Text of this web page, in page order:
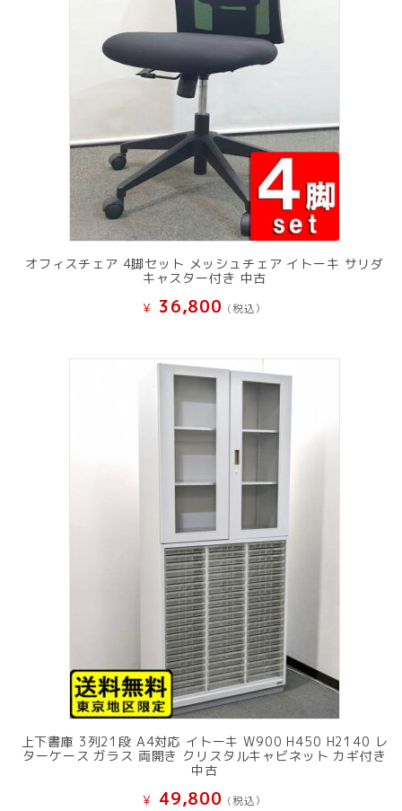
オフィスチェア 4脚セット メッシュチェア イトーキ サリダ
キャスター付き 中古
¥ 36,800 (税込）
上下書庫 3列21段 A4対応 イトーキ W900 H450 H2140 レ
ターケース ガラス 両開き クリスタルキャビネット カギ付き
中古
¥ 49,800 (税込）